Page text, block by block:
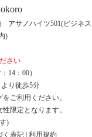
アサノハイツ501(ビジネス
)
さい
14：00）
り徒歩5分
ご利用ください。
限定となります。
)
く表記 | 利用規約